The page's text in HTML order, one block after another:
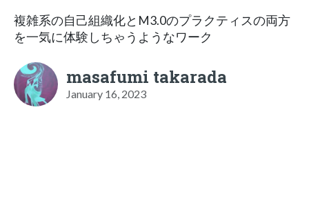
複雑系の自己組織化とM3.0のプラクティスの両方
を一気に体験しちゃうようなワーク
masafumi takarada
January 16, 2023